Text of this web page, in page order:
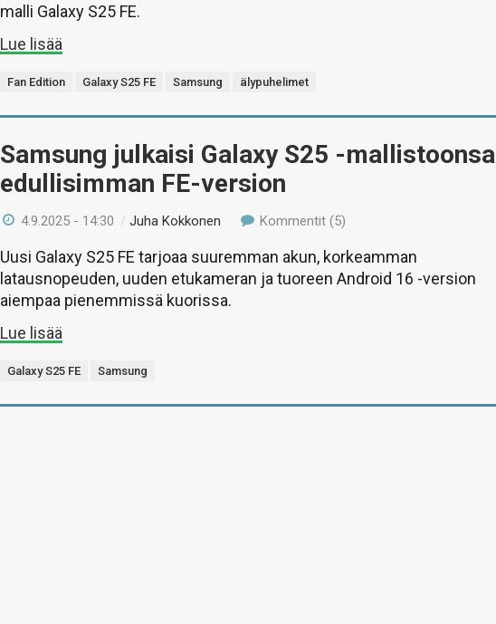
malli Galaxy S25 FE.
Lue lisää
Fan Edition Galaxy S25 FE Samsung älypuhelimet
Samsung julkaisi Galaxy S25 -mallistoonsa
edullisimman FE-version
4.9.2025 - 14:30 /Juha Kokkonen Kommentit (5)
Uusi Galaxy S25 FE tarjoaa suuremman akun, korkeamman
latausnopeuden, uuden etukameran ja tuoreen Android 16 -version
aiempaa pienemmissä kuorissa.
Lue lisää
Galaxy S25 FE Samsung